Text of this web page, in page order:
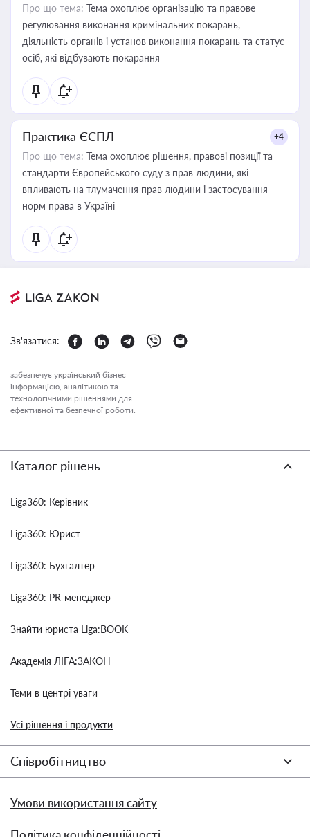
Про що тема: Тема охоплює організацію та правове
регулювання виконання кримінальних покарань,
діяльність органів і установ виконання покарань та статус
осіб, які відбувають покарання
Практика ЄСПЛ +4
Про що тема: Тема охоплює рішення, правові позиції та
стандарти Європейського суду з прав людини, які
впливають на тлумачення прав людини і застосування
норм права в Україні
Зв'язатися:
забезпечує український бізнес
інформацією, аналітикою та
технологічними рішеннями для
ефективної та безпечної роботи.
Каталог рішень
Liga360: Керівник
Liga360: Юрист
Liga360: Бухгалтер
Liga360: PR-менеджер
Знайти юриста Liga:BOOK
Академія ЛІГА:ЗАКОН
Теми в центрі уваги
Усі рішення і продукти
Співробітництво
Умови використання сайту